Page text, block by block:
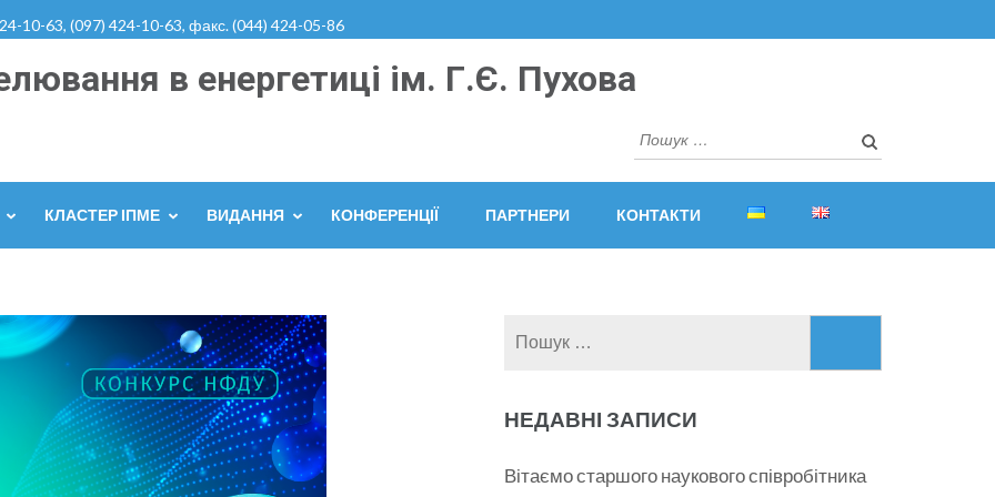
10-63, (097) 424-10-63, факс. (044) 424-05-86
в енергетиці ім. Г.Є. Пухова
Пошук:
КЛАСТЕР ІПМЕ ВИДАННЯ КОНФЕРЕНЦІЇ ПАРТНЕРИ КОНТАКТИ
НЕДАВНІ ЗАПИСИ
Вітаємо старшого наукового співробітника